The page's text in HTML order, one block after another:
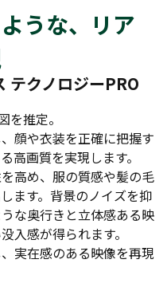
うな、リア
テクノロジーPRO
を推定。
顔や衣装を正確に把握す
高画質を実現します。
高め、服の質感や髪の毛
ます。背景のノイズを抑
な奥行きと立体感ある映
入感が得られます。
実在感のある映像を再現